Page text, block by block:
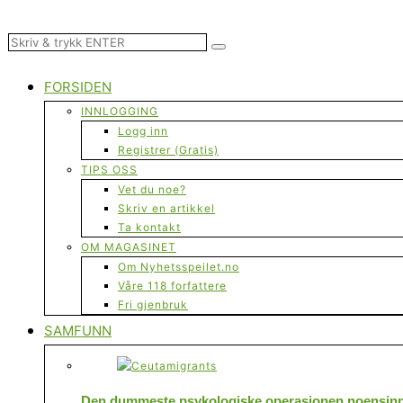
FORSIDEN
INNLOGGING
Logg inn
Registrer (Gratis)
TIPS OSS
Vet du noe?
Skriv en artikkel
Ta kontakt
OM MAGASINET
Om Nyhetsspeilet.no
Våre 118 forfattere
Fri gjenbruk
SAMFUNN